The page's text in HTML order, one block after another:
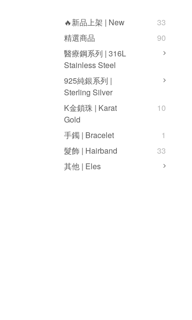
🔥新品上架 | New
33
精選商品
90
醫療鋼系列 | 316L
Stainless Steel
925純銀系列 |
Sterling Silver
K金鎖珠 | Karat
Gold
10
手鐲 | Bracelet
1
髮飾 | Hairband
33
其他 | Eles